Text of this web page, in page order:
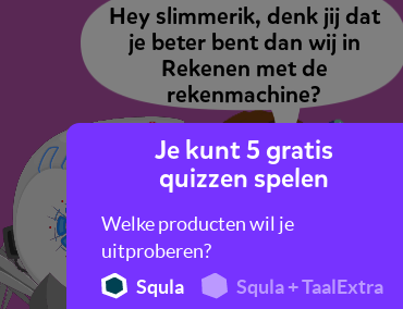
Hey slimmerik, denk jij dat
je beter bent dan wij in
Rekenen met de
rekenmachine?
Je kunt 5 gratis
quizzen spelen
Welke producten wil je
uitproberen?
Squla
Squla + TaalExtra